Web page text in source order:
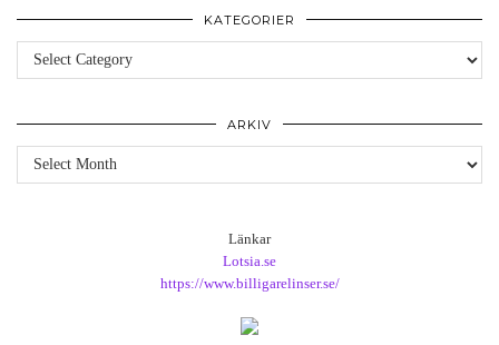
KATEGORIER
Kategorier
ARKIV
Arkiv
Länkar
Lotsia.se
https://www.billigarelinser.se/